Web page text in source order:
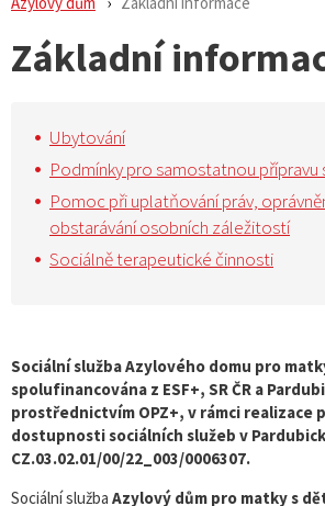
Základní
Ubytování
Podmínky pro samostatnou přípravu
Pomoc při uplatňování práv,
obstarávání osobních záležitostí
Sociálně terapeutické činnosti
Sociální služba Azylového domu pro
spolufinancována z ESF+, SR ČR a
prostřednictvím OPZ+, v rámci realizace
dostupnosti sociálních služeb v
CZ.03.02.01/00/22_003/0006307.
Sociální služba Azylový dům pro matky s